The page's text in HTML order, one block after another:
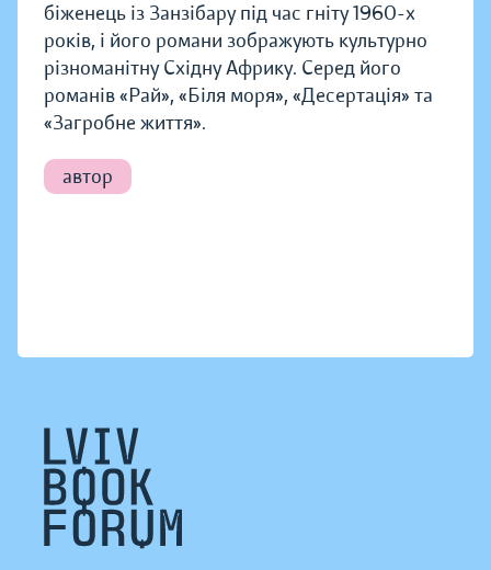
біженець із Занзібару під час гніту 1960-х
років, і його романи зображують культурно
різноманітну Східну Африку. Серед його
романів «Рай», «Біля моря», «Десертація» та
«Загробне життя».
автор